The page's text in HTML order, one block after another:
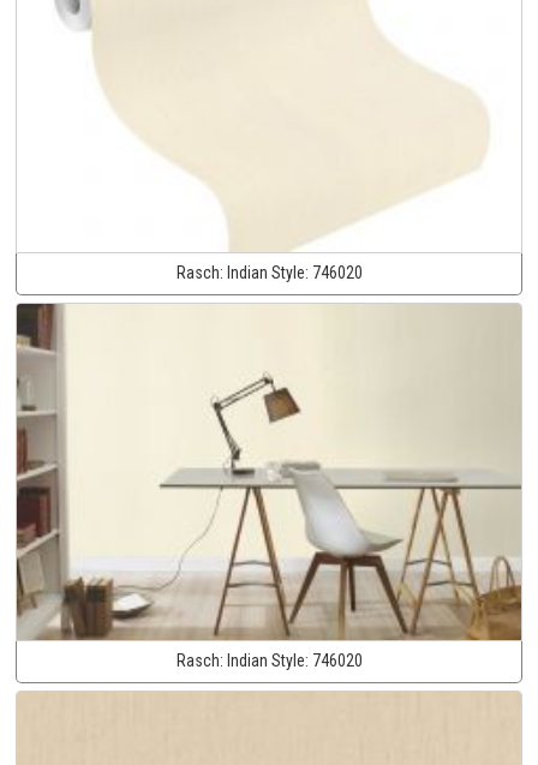
Rasch: Indian Style: 746020
Rasch: Indian Style: 746020